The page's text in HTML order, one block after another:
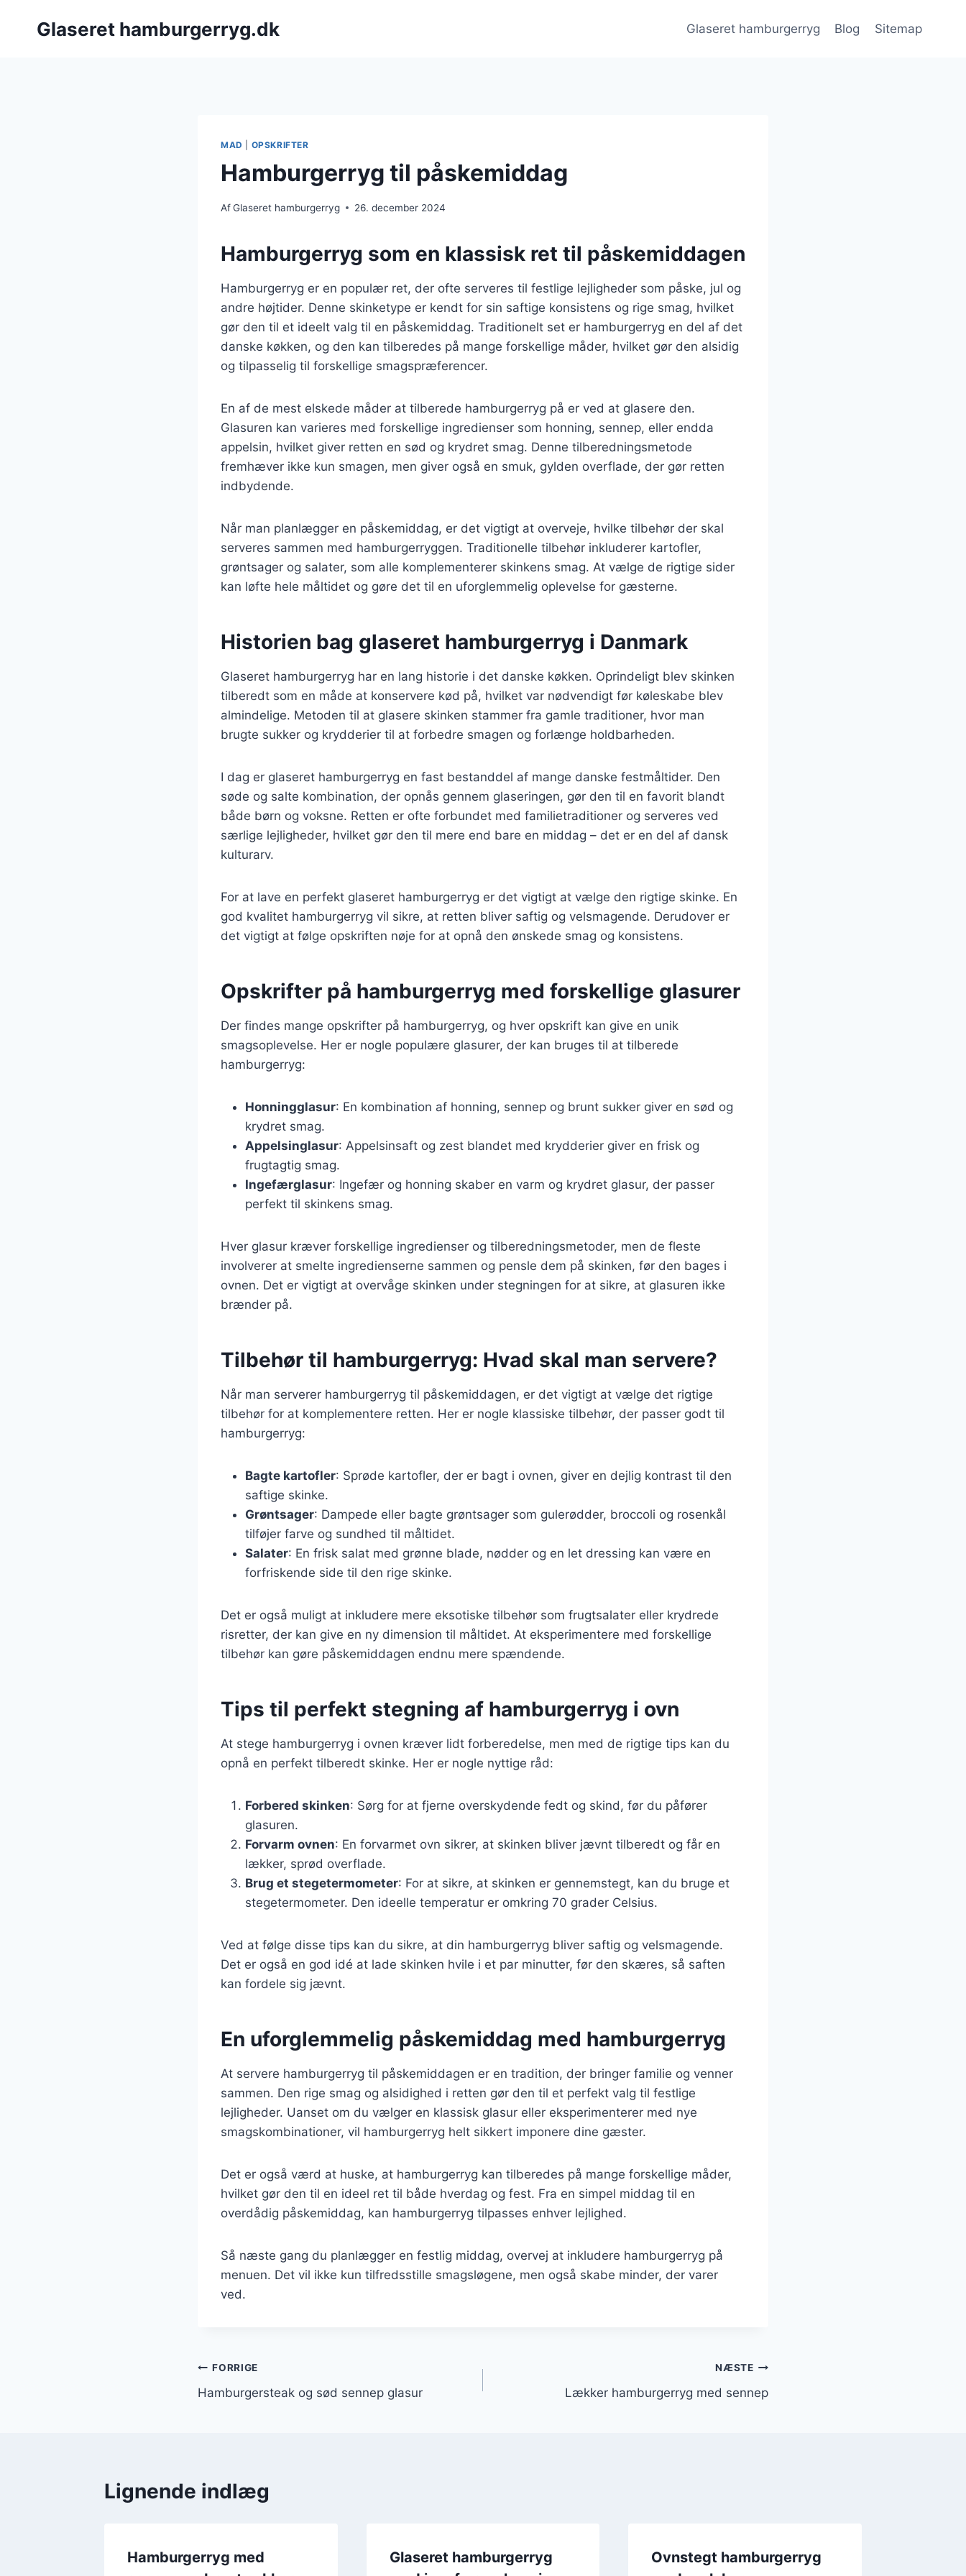
Glaseret hamburgerryg.dk Glaseret hamburgerryg Blog Sitemap
MAD OPSKRIFTER
Hamburgerryg til påskemiddag
AfGlaseret hamburgerryg 26. december 2024
Hamburgerryg som en klassisk ret til påskemiddagen
Hamburgerryg er en populær ret, der ofte serveres til festlige lejligheder som påske, jul og
andre højtider. Denne skinketype er kendt for sin saftige konsistens og rige smag, hvilket
gør den til et ideelt valg til en påskemiddag. Traditionelt set er hamburgerryg en del af det
danske køkken, og den kan tilberedes på mange forskellige måder, hvilket gør den alsidig
og tilpasselig til forskellige smagspræferencer.
En af de mest elskede måder at tilberede hamburgerryg på er ved at glasere den.
Glasuren kan varieres med forskellige ingredienser som honning, sennep, eller endda
appelsin, hvilket giver retten en sød og krydret smag. Denne tilberedningsmetode
fremhæver ikke kun smagen, men giver også en smuk, gylden overflade, der gør retten
indbydende.
Når man planlægger en påskemiddag, er det vigtigt at overveje, hvilke tilbehør der skal
serveres sammen med hamburgerryggen. Traditionelle tilbehør inkluderer kartofler,
grøntsager og salater, som alle komplementerer skinkens smag. At vælge de rigtige sider
kan løfte hele måltidet og gøre det til en uforglemmelig oplevelse for gæsterne.
Historien bag glaseret hamburgerryg i Danmark
Glaseret hamburgerryg har en lang historie i det danske køkken. Oprindeligt blev skinken
tilberedt som en måde at konservere kød på, hvilket var nødvendigt før køleskabe blev
almindelige. Metoden til at glasere skinken stammer fra gamle traditioner, hvor man
brugte sukker og krydderier til at forbedre smagen og forlænge holdbarheden.
I dag er glaseret hamburgerryg en fast bestanddel af mange danske festmåltider. Den
søde og salte kombination, der opnås gennem glaseringen, gør den til en favorit blandt
både børn og voksne. Retten er ofte forbundet med familietraditioner og serveres ved
særlige lejligheder, hvilket gør den til mere end bare en middag – det er en del af dansk
kulturarv.
For at lave en perfekt glaseret hamburgerryg er det vigtigt at vælge den rigtige skinke. En
god kvalitet hamburgerryg vil sikre, at retten bliver saftig og velsmagende. Derudover er
det vigtigt at følge opskriften nøje for at opnå den ønskede smag og konsistens.
Opskrifter på hamburgerryg med forskellige glasurer
Der findes mange opskrifter på hamburgerryg, og hver opskrift kan give en unik
smagsoplevelse. Her er nogle populære glasurer, der kan bruges til at tilberede
hamburgerryg:
Honningglasur: En kombination af honning, sennep og brunt sukker giver en sød og
krydret smag.
Appelsinglasur: Appelsinsaft og zest blandet med krydderier giver en frisk og
frugtagtig smag.
Ingefærglasur: Ingefær og honning skaber en varm og krydret glasur, der passer
perfekt til skinkens smag.
Hver glasur kræver forskellige ingredienser og tilberedningsmetoder, men de fleste
involverer at smelte ingredienserne sammen og pensle dem på skinken, før den bages i
ovnen. Det er vigtigt at overvåge skinken under stegningen for at sikre, at glasuren ikke
brænder på.
Tilbehør til hamburgerryg: Hvad skal man servere?
Når man serverer hamburgerryg til påskemiddagen, er det vigtigt at vælge det rigtige
tilbehør for at komplementere retten. Her er nogle klassiske tilbehør, der passer godt til
hamburgerryg:
Bagte kartofler: Sprøde kartofler, der er bagt i ovnen, giver en dejlig kontrast til den
saftige skinke.
Grøntsager: Dampede eller bagte grøntsager som gulerødder, broccoli og rosenkål
tilføjer farve og sundhed til måltidet.
Salater: En frisk salat med grønne blade, nødder og en let dressing kan være en
forfriskende side til den rige skinke.
Det er også muligt at inkludere mere eksotiske tilbehør som frugtsalater eller krydrede
risretter, der kan give en ny dimension til måltidet. At eksperimentere med forskellige
tilbehør kan gøre påskemiddagen endnu mere spændende.
Tips til perfekt stegning af hamburgerryg i ovn
At stege hamburgerryg i ovnen kræver lidt forberedelse, men med de rigtige tips kan du
opnå en perfekt tilberedt skinke. Her er nogle nyttige råd:
Forbered skinken: Sørg for at fjerne overskydende fedt og skind, før du påfører
glasuren.
Forvarm ovnen: En forvarmet ovn sikrer, at skinken bliver jævnt tilberedt og får en
lækker, sprød overflade.
Brug et stegetermometer: For at sikre, at skinken er gennemstegt, kan du bruge et
stegetermometer. Den ideelle temperatur er omkring 70 grader Celsius.
Ved at følge disse tips kan du sikre, at din hamburgerryg bliver saftig og velsmagende.
Det er også en god idé at lade skinken hvile i et par minutter, før den skæres, så saften
kan fordele sig jævnt.
En uforglemmelig påskemiddag med hamburgerryg
At servere hamburgerryg til påskemiddagen er en tradition, der bringer familie og venner
sammen. Den rige smag og alsidighed i retten gør den til et perfekt valg til festlige
lejligheder. Uanset om du vælger en klassisk glasur eller eksperimenterer med nye
smagskombinationer, vil hamburgerryg helt sikkert imponere dine gæster.
Det er også værd at huske, at hamburgerryg kan tilberedes på mange forskellige måder,
hvilket gør den til en ideel ret til både hverdag og fest. Fra en simpel middag til en
overdådig påskemiddag, kan hamburgerryg tilpasses enhver lejlighed.
Så næste gang du planlægger en festlig middag, overvej at inkludere hamburgerryg på
menuen. Det vil ikke kun tilfredsstille smagsløgene, men også skabe minder, der varer
ved.
Indlægsnavigation
FORRIGE
Hamburgersteak og sød sennep glasur
NÆSTE
Lækker hamburgerryg med sennep
Lignende indlæg
Hamburgerryg med
Glaseret hamburgerryg
Ovnstegt hamburgerryg